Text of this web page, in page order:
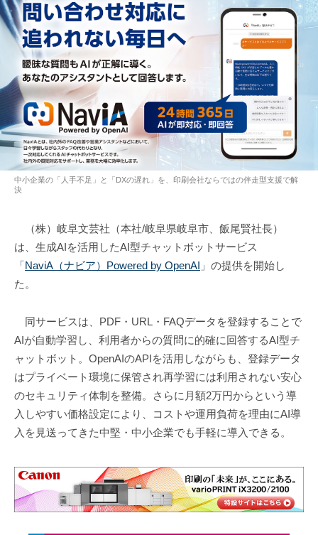
中小企業の「人手不足」と「DXの遅れ」を、印刷会社ならではの伴走型支援で解
決
（株）岐阜文芸社（本社/岐阜県岐阜市、飯尾賢社長）
は、生成AIを活用したAI型チャットボットサービス
「NaviA（ナビア）Powered by OpenAI 」の提供を開始し
た。
同サービスは、PDF・URL・FAQデータを登録することで
AIが自動学習し、利用者からの質問に的確に回答するAI型チ
ャットボット。OpenAIのAPIを活用しながらも、登録データ
はプライベート環境に保管され再学習には利用されない安心
のセキュリティ体制を整備。さらに月額2万円からという導
入しやすい価格設定により、コストや運用負荷を理由にAI導
入を見送ってきた中堅・中小企業でも手軽に導入できる。